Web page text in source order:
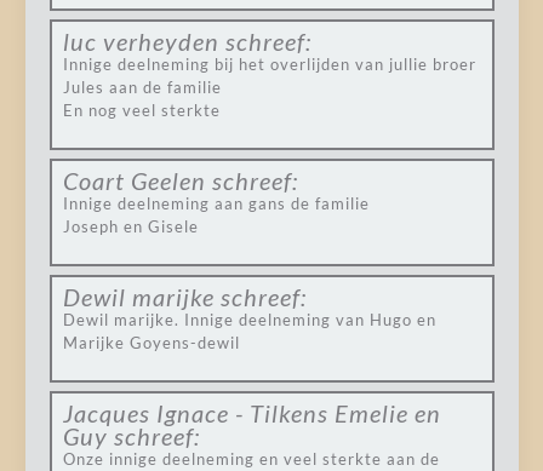
luc verheyden schreef:
Innige deelneming bij het overlijden van jullie broer
Jules aan de familie
En nog veel sterkte
Coart Geelen schreef:
Innige deelneming aan gans de familie
Joseph en Gisele
Dewil marijke schreef:
Dewil marijke. Innige deelneming van Hugo en
Marijke Goyens-dewil
Jacques Ignace - Tilkens Emelie en
Guy schreef:
Onze innige deelneming en veel sterkte aan de